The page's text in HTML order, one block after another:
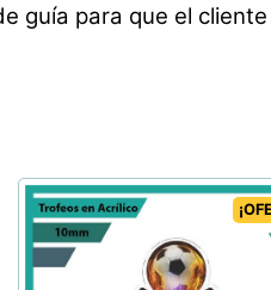
guía para que el